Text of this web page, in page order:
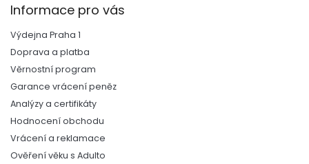
Informace pro vás
Výdejna Praha 1
Doprava a platba
Věrnostní program
Garance vrácení peněz
Analýzy a certifikáty
Hodnocení obchodu
Vrácení a reklamace
Ověření věku s Adulto